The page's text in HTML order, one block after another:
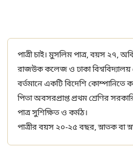
পাত্রী চাই। মুসলিম পাত্র, বয়স ২৭,
রাজউক কলেজ ও ঢাকা বিশ্ববিদ্যালয়
বর্তমানে একটি বিদেশি কোম্পানিতে
পিতা অবসরপ্রাপ্ত প্রথম শ্রেণির
পাত্র সুশিক্ষিত ও কর্মঠ।
পাত্রীর বয়স ২০-২৫ বছর, স্নাতক বা